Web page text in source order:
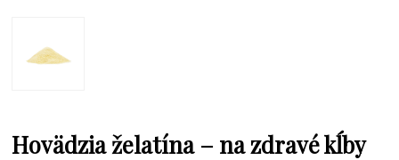
Hovädzia želatína – na zdravé kĺby